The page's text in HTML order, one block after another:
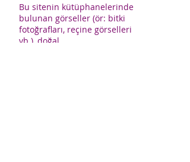
Bu sitenin kütüphanelerinde
bulunan görseller (ör: bitki
fotoğrafları, reçine görselleri
vb.), doğal